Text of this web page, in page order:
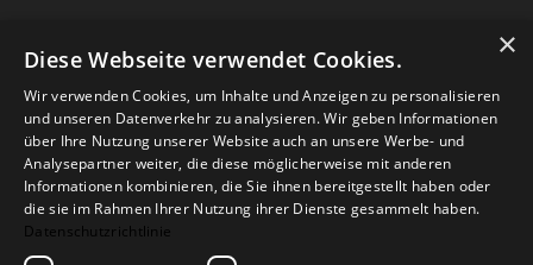
×
Diese Webseite verwendet Cookies.
Wir verwenden Cookies, um Inhalte und Anzeigen zu personalisieren
und unseren Datenverkehr zu analysieren. Wir geben Informationen
über Ihre Nutzung unserer Website auch an unsere Werbe- und
Analysepartner weiter, die diese möglicherweise mit anderen
Informationen kombinieren, die Sie ihnen bereitgestellt haben oder
die sie im Rahmen Ihrer Nutzung ihrer Dienste gesammelt haben.
Datenschutzrichtlinie